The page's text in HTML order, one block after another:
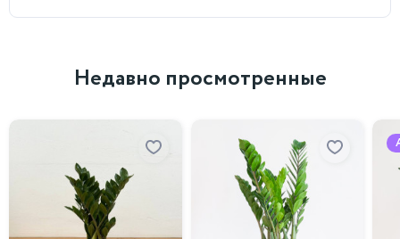
Для создания комфортных условий можно
опрыскивать листья водой.
Температурный режим: оптимальная температура
составляет 20–25 °C. Растение не любит резких
перепадов температур и сквозняков.
Полив: умеренный полив. Важно следить за тем, чтобы
Недавно просмотренные